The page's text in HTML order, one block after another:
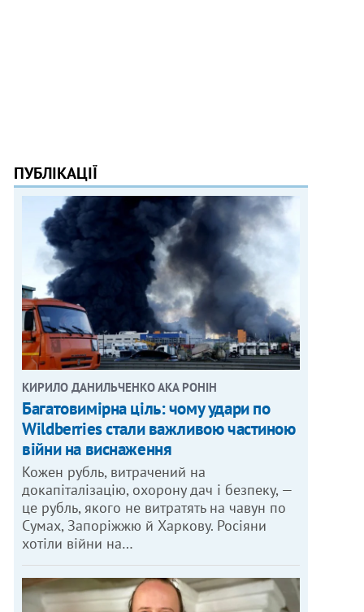
ПУБЛІКАЦІЇ
КИРИЛО ДАНИЛЬЧЕНКО АКА РОНІН
Багатовимірна ціль: чому удари по
Wildberries стали важливою частиною
війни на виснаження
Кожен рубль, витрачений на
докапіталізацію, охорону дач і безпеку, —
це рубль, якого не витратять на чавун по
Сумах, Запоріжжю й Харкову. Росіяни
хотіли війни на…